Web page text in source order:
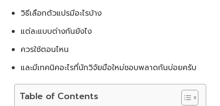
วิธีเลือกตัวแปรมีอะไรบ้าง
แต่ละแบบต่างกันยังไง
ควรใช้ตอนไหน
และมีเทคนิคอะไรที่นักวิจัยมือใหม่ชอบพลาดกันบ่อยครับ
Table of Contents